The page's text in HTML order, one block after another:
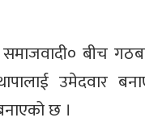
बीच
उमेदवार
छ ।